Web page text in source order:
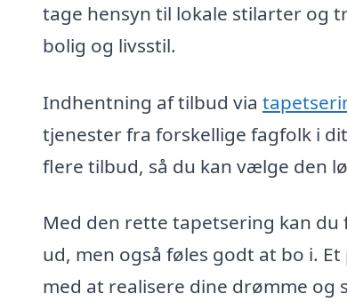
tage hensyn til lokale stilarter og
bolig og livsstil.
Indhentning af tilbud via
tjenester fra forskellige fagfolk i
flere tilbud, så du kan vælge den
Med den rette tapetsering kan
ud, men også føles godt at bo i.
med at realisere dine drømme